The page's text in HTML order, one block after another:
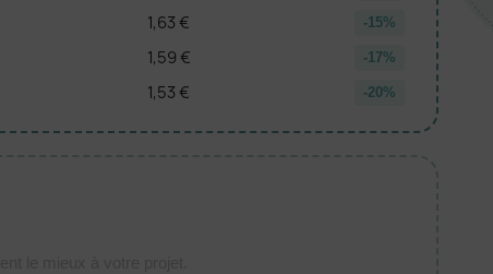
1,63 € -15%
1,59 € -17%
1,53 € -20%